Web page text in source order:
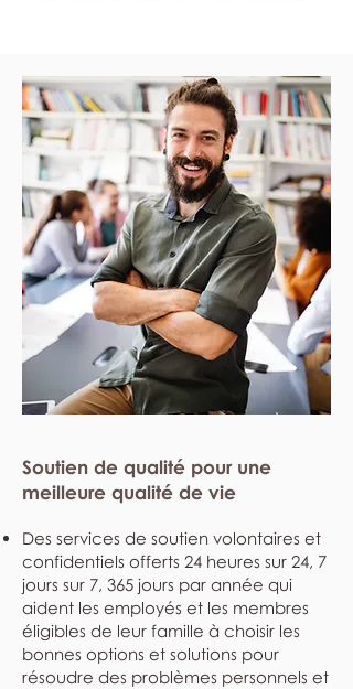
Soutien de qualité pour une
meilleure qualité de vie
Des services de soutien volontaires et
confidentiels offerts 24 heures sur 24, 7
jours sur 7, 365 jours par année qui
aident les employés et les membres
éligibles de leur famille à choisir les
bonnes options et solutions pour
résoudre des problèmes personnels et